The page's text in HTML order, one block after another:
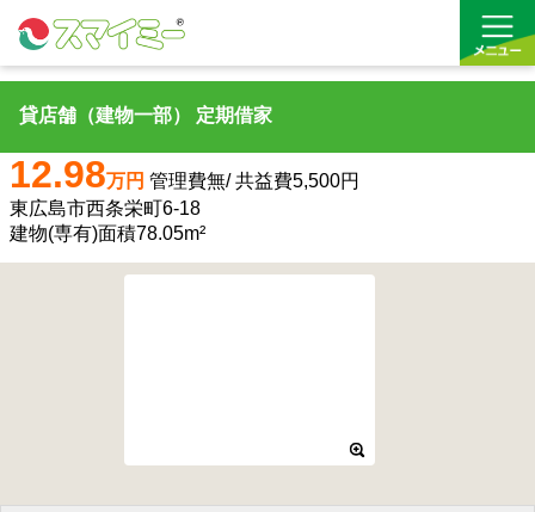
買う
貸店舗（建物一部） 定期借家
12.98万円 管理費無/ 共益費5,500円
東広島市西条栄町6-18
建物(専有)面積78.05m²